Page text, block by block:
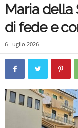
Maria della
di fede e
6 Luglio 2026